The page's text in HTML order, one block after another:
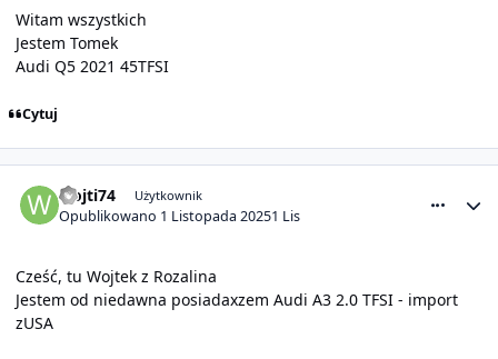
Witam wszystkich
Jestem Tomek
Audi Q5 2021 45TFSI
Cytuj
wojti74 Użytkownik
Opublikowano 1 Listopada 20251 Lis
Cześć, tu Wojtek z Rozalina
Jestem od niedawna posiadaxzem Audi A3 2.0 TFSI - import
zUSA